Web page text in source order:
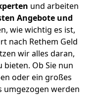
und arbeiten
Angebote und
wie wichtig es ist,
nach Rethem Geld
wir alles daran,
bieten. Ob Sie nun
oder ein großes
umgezogen werden